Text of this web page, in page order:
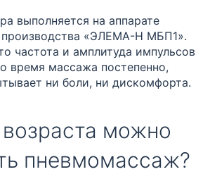
выполняется на аппарате
производства «ЭЛЕМА-Н МБП1».
частота и амплитуда импульсов
время массажа постепенно,
ни боли, ни дискомфорта.
возраста можно
пневмомассаж?